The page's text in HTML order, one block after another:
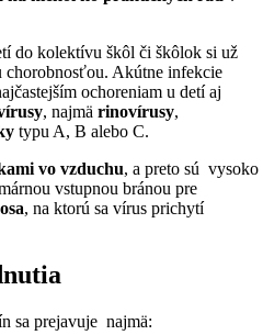
do kolektívu škôl či škôlok si už
chorobnosťou. Akútne infekcie
ochoreniam u detí aj
, najmä rinovírusy,
typu A, B alebo C.
vo vzduchu, a preto sú vysoko
vstupnou bránou pre
, na ktorú sa vírus prichytí
sa prejavuje najmä: